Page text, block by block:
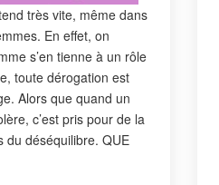
très vite, même dans
En effet, on
s’en tienne à un rôle
toute dérogation est
Alors que quand un
c’est pris pour de la
du déséquilibre. QUE